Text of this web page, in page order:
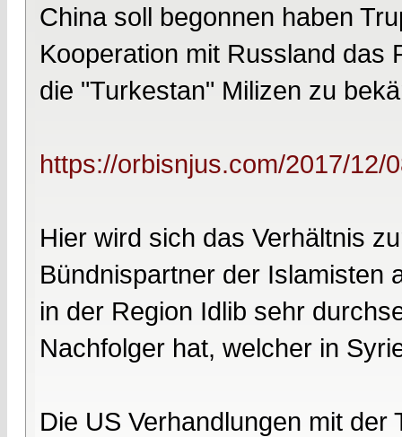
China soll begonnen haben
Kooperation mit Russland das
die "Turkestan" Milizen zu
https://orbisnjus.com/2017/12/
Hier wird sich das Verhältnis
Bündnispartner der Islamisten
in der Region Idlib sehr
Nachfolger hat, welcher in
Die US Verhandlungen mit